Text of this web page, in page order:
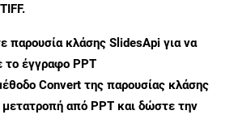
παρουσία κλάσης SlidesApi για να
το έγγραφο PPT
Convert της παρουσίας κλάσης
μετατροπή από PPT και δώστε την